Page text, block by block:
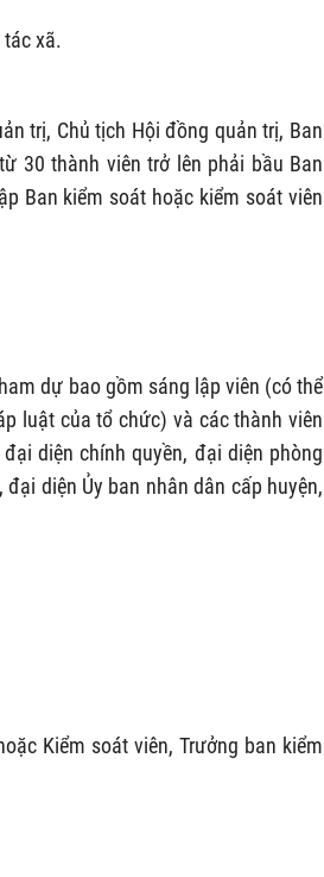
xã.
trị, Chủ tịch Hội đồng quản trị, Ban
30 thành viên trở lên phải bầu Ban
Ban kiểm soát hoặc kiểm soát viên
dự bao gồm sáng lập viên (có thể
luật của tổ chức) và các thành viên
diện chính quyền, đại diện phòng
diện Ủy ban nhân dân cấp huyện,
Kiểm soát viên, Trưởng ban kiểm